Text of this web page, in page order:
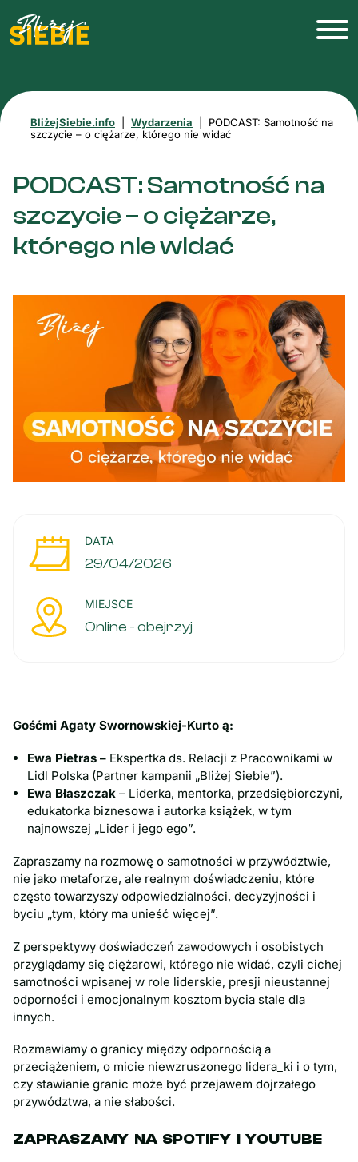
BliżejSiebie.info Wydarzenia
PODCAST: Samotność na
szczycie – o ciężarze, którego nie widać
PODCAST: Samotność na
szczycie – o ciężarze,
którego nie widać
DATA
29/04/2026
MIEJSCE
Online - obejrzyj
Gośćmi Agaty Swornowskiej-Kurto ą:
Ewa Pietras – Ekspertka ds. Relacji z Pracownikami w
Lidl Polska (Partner kampanii „Bliżej Siebie”).
Ewa Błaszczak – Liderka, mentorka, przedsiębiorczyni,
edukatorka biznesowa i autorka książek, w tym
najnowszej „Lider i jego ego”.
Zapraszamy na rozmowę o samotności w przywództwie,
nie jako metaforze, ale realnym doświadczeniu, które
często towarzyszy odpowiedzialności, decyzyjności i
byciu „tym, który ma unieść więcej”.
Z perspektywy doświadczeń zawodowych i osobistych
przyglądamy się ciężarowi, którego nie widać, czyli cichej
samotności wpisanej w role liderskie, presji nieustannej
odporności i emocjonalnym kosztom bycia stale dla
innych.
Rozmawiamy o granicy między odpornością a
przeciążeniem, o micie niewzruszonego lidera_ki i o tym,
czy stawianie granic może być przejawem dojrzałego
przywództwa, a nie słabości.
ZAPRASZAMY NA SPOTIFY I YOUTUBE